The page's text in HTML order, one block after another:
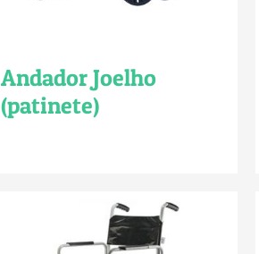
Andador Joelho
(patinete)